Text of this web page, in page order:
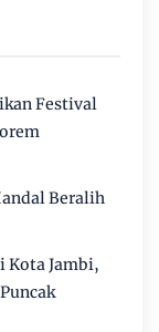
Festival
Beralih
Kota Jambi,